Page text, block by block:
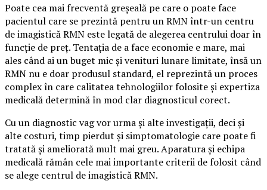
Poate cea mai frecventă greșeală pe care o poate face
pacientul care se prezintă pentru un RMN într-un centru
de imagistică RMN este legată de alegerea centrului doar în
funcție de preț. Tentația de a face economie e mare, mai
ales când ai un buget mic și venituri lunare limitate, însă un
RMN nu e doar produsul standard, el reprezintă un proces
complex în care calitatea tehnologiilor folosite și expertiza
medicală determină în mod clar diagnosticul corect.
Cu un diagnostic vag vor urma și alte investigații, deci și
alte costuri, timp pierdut și simptomatologie care poate fi
tratată și ameliorată mult mai greu. Aparatura și echipa
medicală rămân cele mai importante criterii de folosit când
se alege centrul de imagistică RMN.